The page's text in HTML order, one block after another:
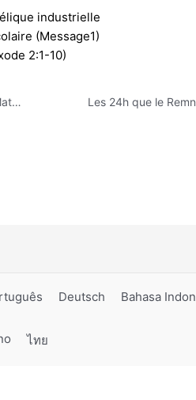
industrielle
(Message1)
2:1-10)
Le commencement de la vraie bénédiction (Matthieu 5:1-12) Les 24h que le
Deutsch Bahasa
ไทย